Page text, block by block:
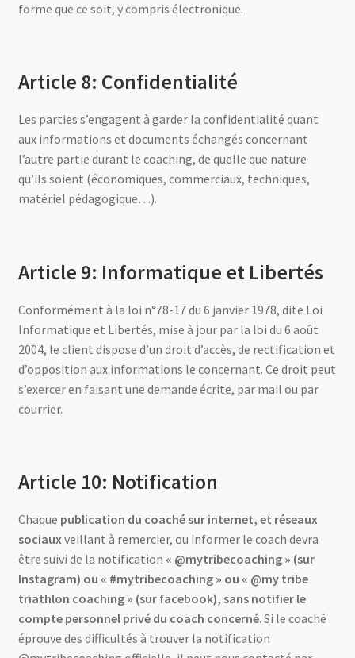
forme que ce soit, y compris électronique.
Article 8: Confidentialité
Les parties s’engagent à garder la confidentialité quant
aux informations et documents échangés concernant
l’autre partie durant le coaching, de quelle que nature
qu’ils soient (économiques, commerciaux, techniques,
matériel pédagogique…).
Article 9: Informatique et Libertés
Conformément à la loi n°78-17 du 6 janvier 1978, dite Loi
Informatique et Libertés, mise à jour par la loi du 6 août
2004, le client dispose d’un droit d’accès, de rectification et
d’opposition aux informations le concernant. Ce droit peut
s’exercer en faisant une demande écrite, par mail ou par
courrier.
Article 10: Notification
Chaque publication du coaché sur internet, et réseaux
sociauxveillant à remercier, ou informer le coach devra
être suivi de la notification « @mytribecoaching » (sur
Instagram) ou « #mytribecoaching » ou « @my tribe
triathlon coaching » (sur facebook), sans notifier le
compte personnel privé du coach concerné. Si le coaché
éprouve des difficultés à trouver la notification